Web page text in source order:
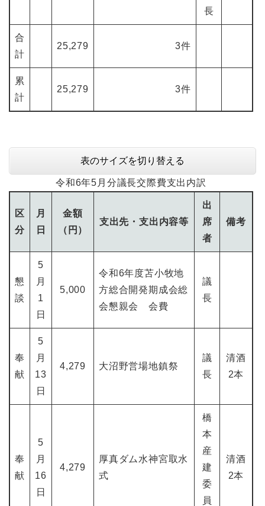
長
合
計
25,279 3件
累
計
25,279 3件
表のサイズを切り替える
令和6年5月分議長交際費支出内訳
区
分
月
日
金額
（円）
支出先・支出内容等
出
席
者
備考
懇
談
5
月
1
日
5,000
令和6年度苫小牧地
方総合開発期成会総
会懇親会 会費
議
長
奉
献
5
月
13
日
4,279 大沼野営場地鎮祭
議
長
清酒
2本
奉
献
5
月
16
日
4,279
厚真ダム水神宮取水
式
橋
本
産
建
委
員
清酒
2本